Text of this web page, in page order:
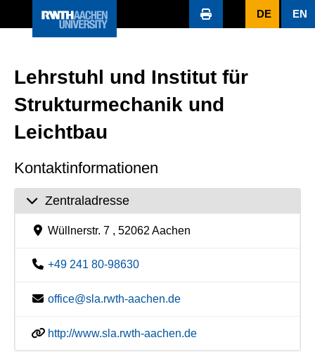
DE EN
Lehrstuhl und Institut für
Strukturmechanik und
Leichtbau
Kontaktinformationen
Zentraladresse
Wüllnerstr. 7 , 52062 Aachen
+49 241 80-98630
office@sla.rwth-aachen.de
http://www.sla.rwth-aachen.de